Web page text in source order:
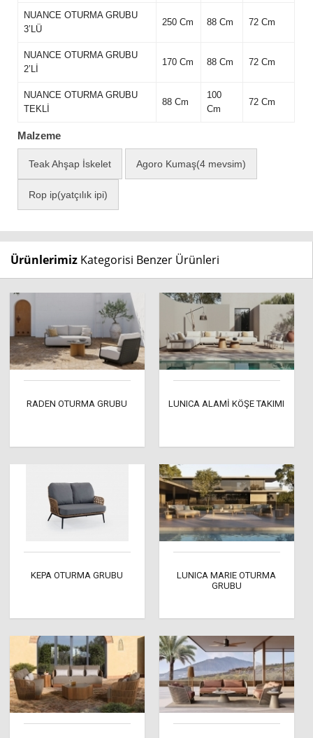
NUANCE OTURMA GRUBU
3’LÜ
250 Cm 88 Cm 72 Cm
NUANCE OTURMA GRUBU
2’Lİ
170 Cm 88 Cm 72 Cm
NUANCE OTURMA GRUBU
TEKLİ
88 Cm
100
Cm
72 Cm
Malzeme
Teak Ahşap İskelet Agoro Kumaş(4 mevsim)
Rop ip(yatçılık ipi)
Ürünlerimiz Kategorisi Benzer Ürünleri
RADEN OTURMA GRUBU LUNICA ALAMİ KÖŞE TAKIMI
KEPA OTURMA GRUBU
LUNICA MARIE OTURMA
GRUBU